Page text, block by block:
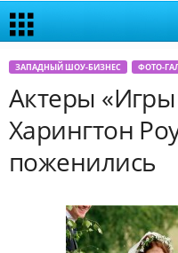
ЗАПАДНЫЙ ШОУ-БИЗНЕС ФОТО-
Актеры
Харингтон
поженились